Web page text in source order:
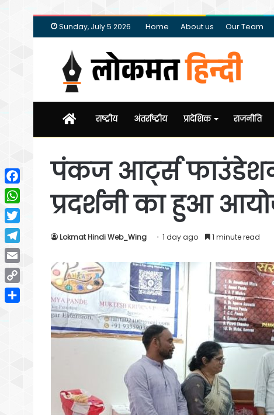
Sunday, July 5 2026 Home About us Our Team
Homeराष्ट्रीय अंतर्राष्ट्रीय प्रादेशिक राजनीति
पंकज आर्ट्स
प्रदर्शनी का हुआ
Lokmat Hindi Web_Wing 1 day ago 1 minute read
Facebook
WhatsApp
Twitter
Telegram
Email
Copy
Link